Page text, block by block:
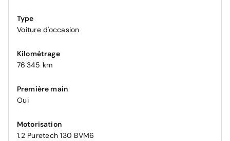
Type
Voiture d'occasion
Kilométrage
76 345 km
Première main
Oui
Motorisation
1.2 Puretech 130 BVM6